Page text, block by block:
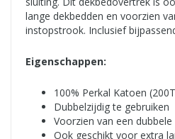
lange dekbedden en voorzien
instopstrook. Inclusief
Eigenschappen:
100% Perkal Katoen
Dubbelzijdig te gebruiken
Voorzien van een
Ook geschikt voor extra